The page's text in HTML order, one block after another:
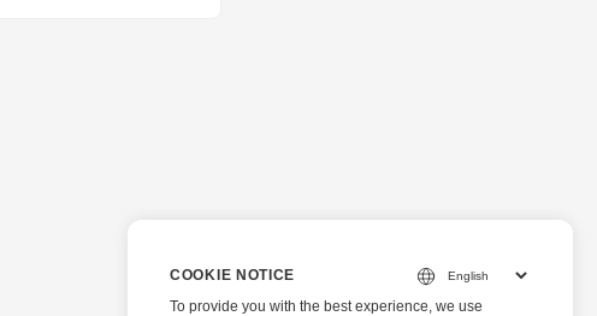
COOKIE NOTICE
To provide you with the best experience, we use